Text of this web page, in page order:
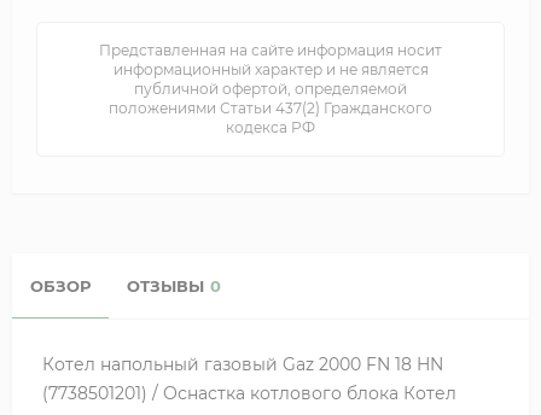
Представленная на сайте информация носит
информационный характер и не является
публичной офертой, определяемой
положениями Статьи 437(2) Гражданского
кодекса РФ
ОБЗОР ОТЗЫВЫ 0
Котел напольный газовый Gaz 2000 FN 18 HN
(7738501201) / Оснастка котлового блока Котел